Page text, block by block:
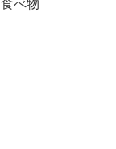
食べ物